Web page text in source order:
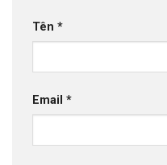
Tên *
Email *